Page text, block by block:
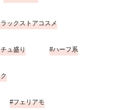
ックストアコスメ
ュ盛り ハーフ系
フェリアモ